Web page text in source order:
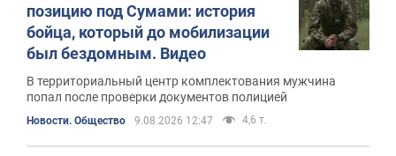
позицию под Сумами: история
бойца, который до мобилизации
был бездомным. Видео
В территориальный центр комплектования мужчина
попал после проверки документов полицией
Новости. Общество 9.08.2026 12:47 4,6 т.